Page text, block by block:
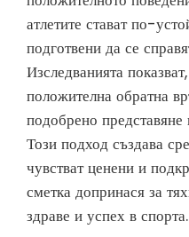
атлетите стават по-
подготвени да се
Изследванията
положителна обратна
подобрено
Този подход създава
чувстват ценени и
сметка допринася за
здраве и успех в спорта.